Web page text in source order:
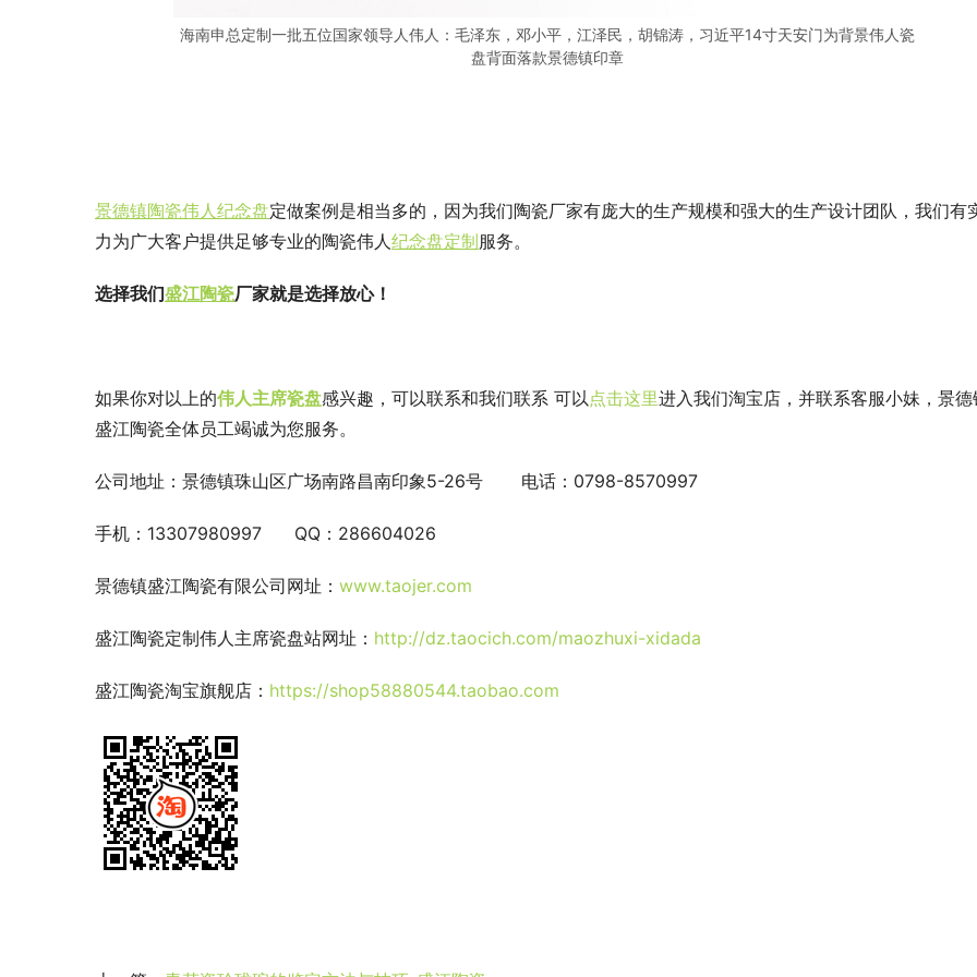
海南申总定制一批五位国家领导人伟人：毛泽东，邓小平，江泽民，胡锦涛，习近平14寸天安门为背景伟人瓷
盘背面落款景德镇印章
景德镇陶瓷伟人纪念盘定做案例是相当多的，因为我们陶瓷厂家有庞大的生产规模和强大的生产设计团队，我们有
力为广大客户提供足够专业的陶瓷伟人纪念盘定制服务。
选择我们盛江陶瓷厂家就是选择放心！
如果你对以上的伟人主席瓷盘感兴趣，可以联系和我们联系 可以点击这里进入我们淘宝店，并联系客服小妹，景德
盛江陶瓷全体员工竭诚为您服务。
公司地址：景德镇珠山区广场南路昌南印象5-26号       电话：0798-8570997
手机：13307980997      QQ：286604026
景德镇盛江陶瓷有限公司网址： www.taojer.com
盛江陶瓷定制伟人主席瓷盘站网址： http://dz.taocich.com/maozhuxi-xidada
盛江陶瓷淘宝旗舰店： https://shop58880544.taobao.com